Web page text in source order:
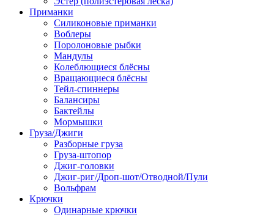
Приманки
Силиконовые приманки
Воблеры
Поролоновые рыбки
Мандулы
Колеблющиеся блёсны
Вращающиеся блёсны
Тейл-спиннеры
Балансиры
Бактейлы
Мормышки
Груза/Джиги
Разборные груза
Груза-штопор
Джиг-головки
Джиг-риг/Дроп-шот/Отводной/Пули
Вольфрам
Крючки
Одинарные крючки